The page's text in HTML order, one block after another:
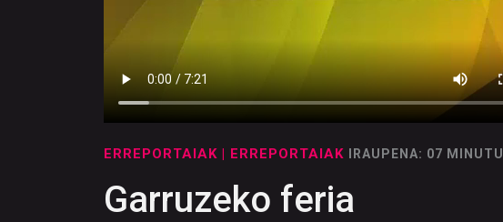
ERREPORTAIAK | ERREPORTAIAK IRAUPENA: 07 MINUTU
Garruzeko feria